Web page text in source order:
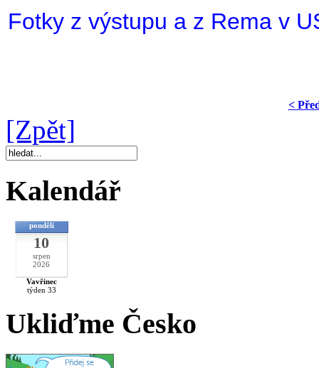
Fotky z výstupu a z Rema v
<
[Zpět]
Kalendář
pondělí
10
srpen
2026
Vavřinec
týden 33
Ukliďme Česko